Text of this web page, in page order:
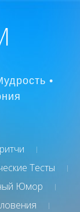
•
Тесты
Юмор